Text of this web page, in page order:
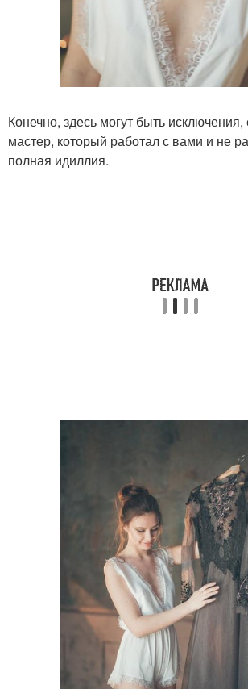
Конечно, здесь могут быть
мастер, который работал с вами и не
полная идиллия.